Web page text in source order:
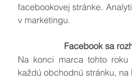
facebookovej stránke.
v marketingu.
Facebook sa
Na konci marca tohto
každú obchodnú stránku,